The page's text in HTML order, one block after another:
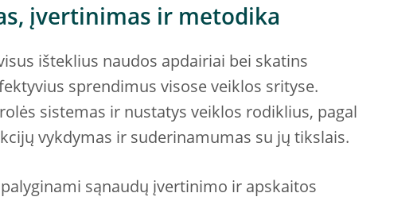
įvertinimas ir metodika
išteklius naudos apdairiai bei skatins
sprendimus visose veiklos srityse.
sistemas ir nustatys veiklos rodiklius, pagal
vykdymas ir suderinamumas su jų tikslais.
sąnaudų įvertinimo ir apskaitos